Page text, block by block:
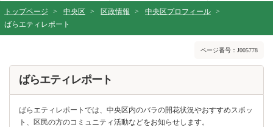
トップページ > 中央区 > 区政情報 > 中央区プロフィール >
ばらエティレポート
ページ番号：J005778
ばらエティレポート
ばらエティレポートでは、中央区内のバラの開花状況やおすすめスポッ
ト、区民の方のコミュニティ活動などをお知らせします。